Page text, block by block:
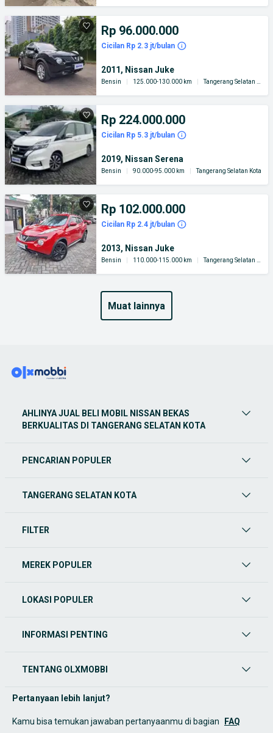
Rp 96.000.000
Cicilan Rp 2.3 jt/bulan
2011, Nissan Juke
Bensin 125.000-130.000 km Tangerang Selatan Kota
Rp 224.000.000
Cicilan Rp 5.3 jt/bulan
2019, Nissan Serena
Bensin 90.000-95.000 km Tangerang Selatan Kota
Rp 102.000.000
Cicilan Rp 2.4 jt/bulan
2013, Nissan Juke
Bensin 110.000-115.000 km Tangerang Selatan Kota
muat lainnya
AHLINYA JUAL BELI MOBIL NISSAN BEKAS
BERKUALITAS DI TANGERANG SELATAN KOTA
PENCARIAN POPULER
TANGERANG SELATAN KOTA
FILTER
MEREK POPULER
LOKASI POPULER
INFORMASI PENTING
TENTANG OLXMOBBI
Pertanyaan lebih lanjut?
Kamu bisa temukan jawaban pertanyaanmu di bagian FAQ